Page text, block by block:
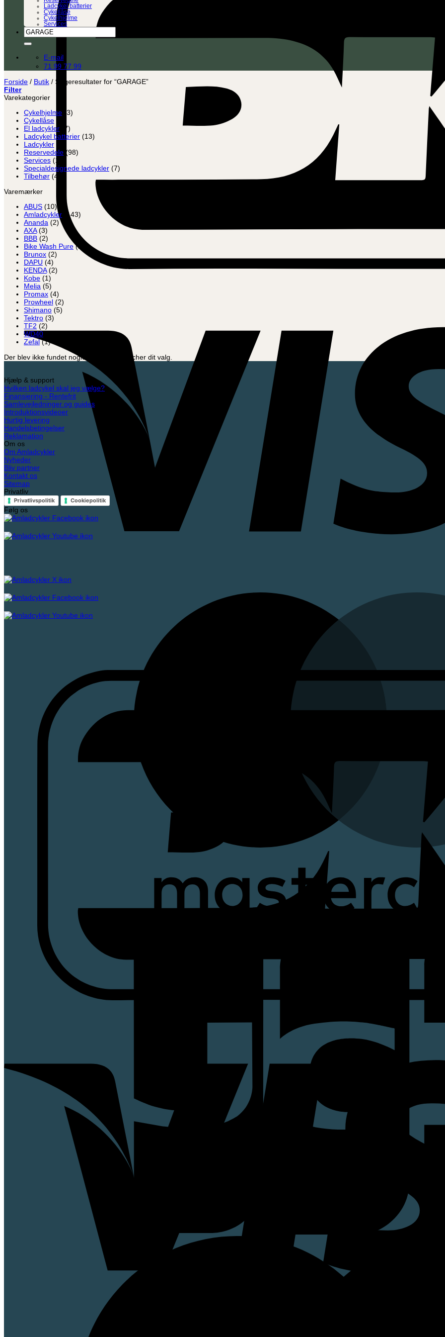
Ladcykel batterier
Cykellåse
Cykelhjelme
Services
Søg
efter:
E-mail
71 99 77 99
Forside / Butik / Søgeresultater for “GARAGE”
Filter
Varekategorier
Cykelhjelme (3)
Cykellåse
El ladcykler
(7)
Ladcykel batterier (13)
Ladcykler
Reservedele (98)
Services (12)
Specialdesignede ladcykler (7)
Tilbehør (45)
Varemærker
ABUS (10)
Amladcykler
(143)
Ananda (2)
AXA (3)
BBB (2)
Bike Wash Pure (1)
Brunox (2)
DAPU (4)
KENDA (2)
Kobe (1)
Melia (5)
Promax (4)
Prowheel (2)
Shimano (5)
Tektro (3)
TF2 (2)
WD40
Zefal (1)
Der blev ikke fundet nogle varer, der matcher dit valg.
Hjælp & support
Hvilken ladcykel skal jeg vælge?
Finansiering - Rentefrit
Samlevejledninger og guides
Introduktionsvideoer
Hurtig levering
Handelsbetingelser
Reklamation
Om os
Om Amladcykler
Nyheder
Bliv partner
Kontakt os
Sitemap
Privatliv
Privatlivspolitik Cookiepolitik
Følg os